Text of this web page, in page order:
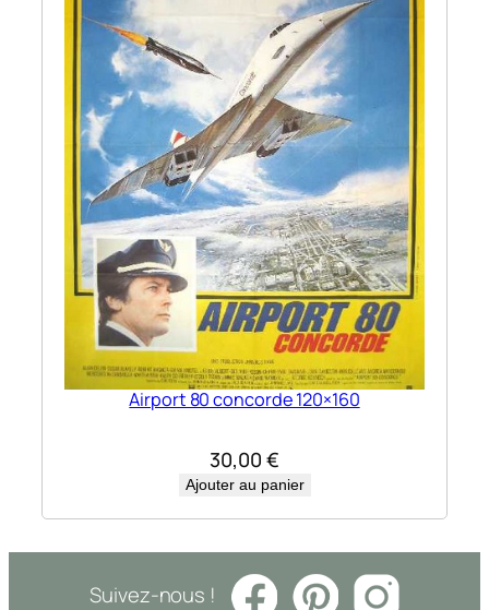
Airport 80 concorde 120×160
30,00 €
Ajouter au panier
Suivez-nous !